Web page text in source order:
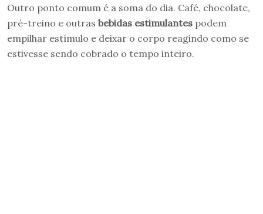
Outro ponto comum é a soma do dia. Café, chocolate,
pré-treino e outras bebidas estimulantes podem
empilhar estímulo e deixar o corpo reagindo como se
estivesse sendo cobrado o tempo inteiro.